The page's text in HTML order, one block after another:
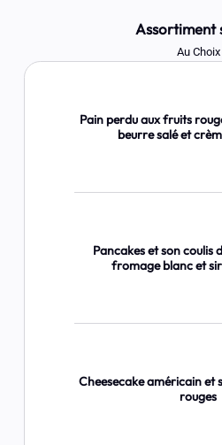
Assortiment
Au Choix
Pain perdu aux fruits
beurre salé et
Pancakes et son coulis
fromage blanc et
Cheesecake américain et
rouges